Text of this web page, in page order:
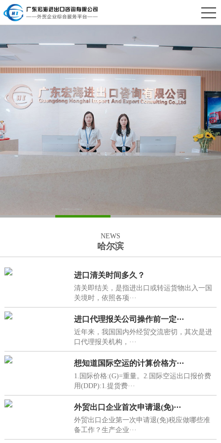
NEWS
哈尔滨
进口清关时间多久？
清关即结关，是指进出口或转运货物出入一国
关境时，依照各项···
进口代理报关公司操作前一定···
近年来，我国国内外经贸交流密切，其次是进
口代理报关机构，···
想知道国际空运的计算价格方···
1.国际价格:(G)=重量。2.国际空运出口报价费
用(DDP):1.提货费···
外贸出口企业首次申请退(免)···
外贸出口企业第一次申请退(免)税应做哪些准
备工作？生产企业···